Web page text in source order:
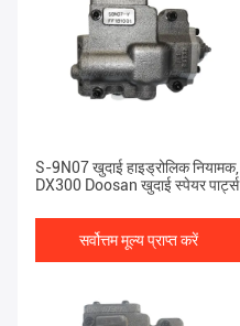
S-9N07 खुदाई हाइड्रोलिक नियामक,
DX300 Doosan खुदाई स्पेयर पार्ट्स
सर्वोत्तम मूल्य प्राप्त करें